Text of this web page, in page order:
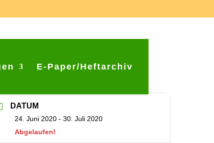
E-Paper/Heftarchiv
DATUM
24. Juni 2020 - 30. Juli 2020
Abgelaufen!